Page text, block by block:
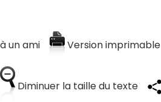
un ami Version imprimable
Diminuer la taille du texte